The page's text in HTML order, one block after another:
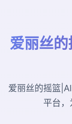
爱丽丝
爱丽丝的摇篮
平台，